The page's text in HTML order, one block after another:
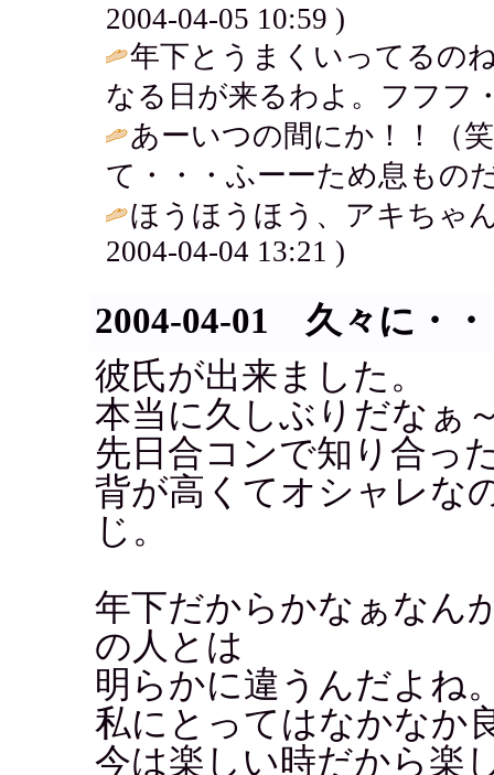
2004-04-05 10:59 )
年下とうまくいってるの
なる日が来るわよ。フフフ
あーいつの間にか！！（
て・・・ふーーため息もの
ほうほうほう、アキちゃ
2004-04-04 13:21 )
2004-04-01 久々に・
彼氏が出来ました。
本当に久しぶりだなぁ
先日合コンで知り合っ
背が高くてオシャレな
じ。
年下だからかなぁなん
の人とは
明らかに違うんだよね
私にとってはなかなか
今は楽しい時だから楽